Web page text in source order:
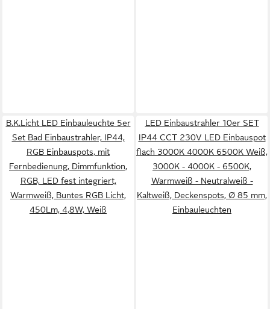
B.K.Licht LED Einbauleuchte 5er
Set Bad Einbaustrahler, IP44,
RGB Einbauspots, mit
Fernbedienung, Dimmfunktion,
RGB, LED fest integriert,
Warmweiß, Buntes RGB Licht,
450Lm, 4,8W, Weiß
LED Einbaustrahler 10er SET
IP44 CCT 230V LED Einbauspot
flach 3000K 4000K 6500K Weiß,
3000K - 4000K - 6500K,
Warmweiß - Neutralweiß -
Kaltweiß, Deckenspots, Ø 85 mm,
Einbauleuchten